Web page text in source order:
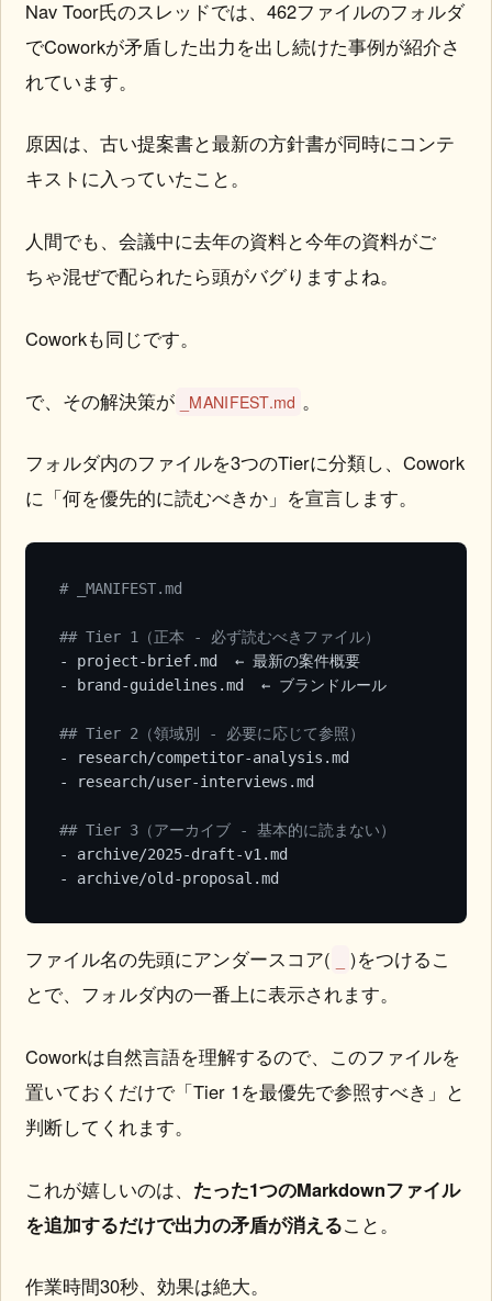
Nav Toor氏のスレッドでは、462ファイルのフォルダ
でCoworkが矛盾した出力を出し続けた事例が紹介さ
れています。
原因は、古い提案書と最新の方針書が同時にコンテ
キストに入っていたこと。
人間でも、会議中に去年の資料と今年の資料がご
ちゃ混ぜで配られたら頭がバグりますよね。
Coworkも同じです。
で、その解決策が _MANIFEST.md 。
フォルダ内のファイルを3つのTierに分類し、Cowork
に「何を優先的に読むべきか」を宣言します。
# _MANIFEST.md
## Tier 1（正本 - 必ず読むべきファイル）
- project-brief.md  ← 最新の案件概要
- brand-guidelines.md  ← ブランドルール
## Tier 2（領域別 - 必要に応じて参照）
- research/competitor-analysis.md
- research/user-interviews.md
## Tier 3（アーカイブ - 基本的に読まない）
- archive/2025-draft-v1.md
- archive/old-proposal.md
ファイル名の先頭にアンダースコア(
)をつけるこ
とで、フォルダ内の一番上に表示されます。
Coworkは自然言語を理解するので、このファイルを
置いておくだけで「Tier 1を最優先で参照すべき」と
判断してくれます。
これが嬉しいのは、 たった1つのMarkdownファイル
を追加するだけで出力の矛盾が消えること。
作業時間30秒、効果は絶大。